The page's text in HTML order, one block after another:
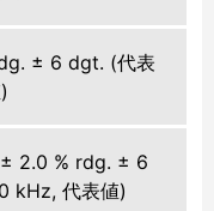
± 6 dgt. (代表
2.0 % rdg. ± 6
kHz, 代表値)